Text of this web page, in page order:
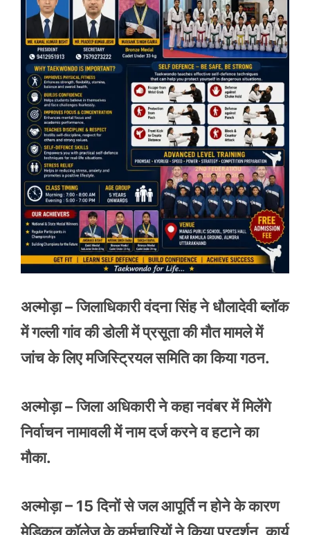
अल्मोड़ा – जिलाधिकारी वंदना सिंह ने धौलादेवी ब्लॉक
में गल्ली गांव की डोली में प्रसूता की मौत मामले में
जांच के लिए मजिस्ट्रियल समिति का किया गठन.
अल्मोड़ा – जिला अधिकारी ने कहा नवंबर में मिलेंगे
निर्वाचन नामावली में नाम दर्ज करने व हटाने का
मौका.
अल्मोड़ा – 15 दिनों से जल आपूर्ति न होने के कारण